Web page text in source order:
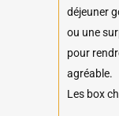
déjeuner
ou une
pour
agréable.
Les box